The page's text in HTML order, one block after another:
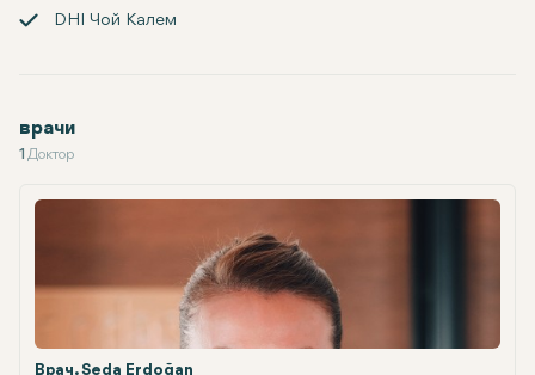
DHI Чой Калем
врачи
1 Доктор
Врач. Seda Erdoğan